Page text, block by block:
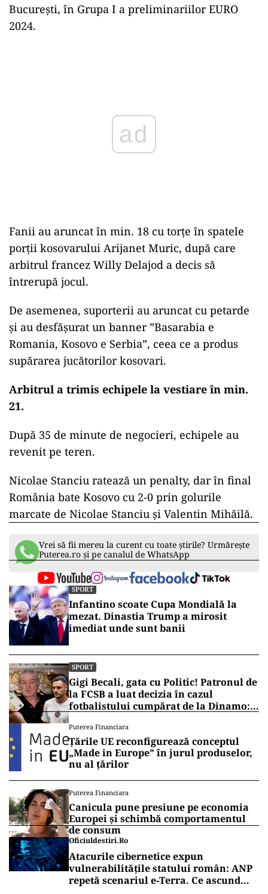
Bucureşti, în Grupa I a preliminariilor EURO
2024.
Fanii au aruncat în min. 18 cu torţe în spatele
porţii kosovarului Arijanet Muric, după care
arbitrul francez Willy Delajod a decis să
întrerupă jocul.
De asemenea, suporterii au aruncat cu petarde
şi au desfăşurat un banner ”Basarabia e
Romania, Kosovo e Serbia”, ceea ce a produs
supărarea jucătorilor kosovari.
Arbitrul a trimis echipele la vestiare în min.
21.
După 35 de minute de negocieri, echipele au
revenit pe teren.
Nicolae Stanciu ratează un penalty, dar în final
România bate Kosovo cu 2-0 prin golurile
marcate de Nicolae Stanciu și Valentin Mihăilă.
Vrei să fii mereu la curent cu toate știrile? Urmărește
Puterea.ro și pe canalul de WhatsApp
SPORT
Infantino scoate Cupa Mondială la
mezat. Dinastia Trump a mirosit
imediat unde sunt banii
SPORT
Gigi Becali, gata cu Politic! Patronul de
la FCSB a luat decizia în cazul
fotbalistului cumpărat de la Dinamo:
Puterea Financiara
Țările UE reconfigurează conceptul
„Made in Europe” în jurul produselor,
nu al țărilor
Puterea Financiara
Canicula pune presiune pe economia
Europei și schimbă comportamentul
de consum
Oficiuldestiri.ro
Atacurile cibernetice expun
vulnerabilitățile statului român: ANP
repetă scenariul e‑Terra. Ce ascund